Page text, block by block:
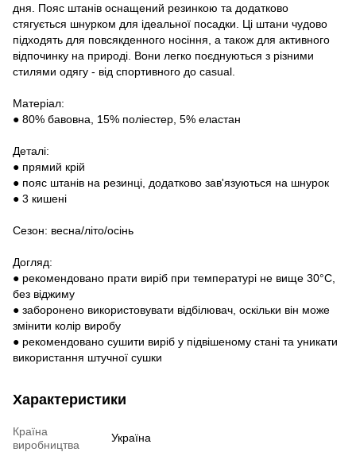
дня. Пояс штанів оснащений резинкою та додатково
стягується шнурком для ідеальної посадки. Ці штани чудово
підходять для повсякденного носіння, а також для активного
відпочинку на природі. Вони легко поєднуються з різними
стилями одягу - від спортивного до casual.
Матеріал:
● 80% бавовна, 15% поліестер, 5% еластан
Деталі:
● прямий крій
● пояс штанів на резинці, додатково зав'язуються на шнурок
● 3 кишені
Сезон: весна/літо/осінь
Догляд:
● рекомендовано прати виріб при температурі не вище 30°C,
без віджиму
● заборонено використовувати відбілювач, оскільки він може
змінити колір виробу
● рекомендовано сушити виріб у підвішеному стані та уникати
використання штучної сушки
Характеристики
Країна
виробництва
Україна